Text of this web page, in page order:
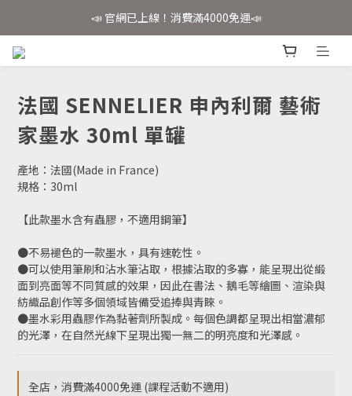
📣 官網已上線！消費滿4000免運📣
📣 官網已上線！消費滿4000免運📣
法國 SENNELIER 申內利爾 藝術
家墨水 30ml 單罐
產地：法國(Made in France)
規格：30ml
【此款墨水含有蟲膠，不適用鋼筆】
●不易褪色的一款墨水，具有速乾性。
●可以使用筆刷和沾水筆沾取，根據沾取的多寡，能呈現出從緞
面到亮面等不同質感的效果，因此在書法、鵝毛等繪圖、渲染與
紡織品創作等多個領域皆備受追捧與青睞。
●墨水彩用蟲膠作為黏著劑所製成。每個色調都呈現出相當濃郁
的光澤，在自然光線下呈現出獨一無二的明亮度和光澤感。
全店，消費滿4000免運 (課程活動不適用)